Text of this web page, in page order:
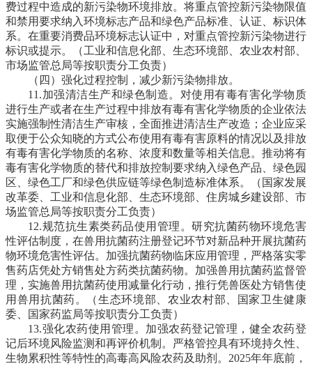
费过程中造成的新污染物环境排放。将重点管控新污染物限值
和禁用要求纳入环境标志产品和绿色产品标准、认证、标识体
系。在重要消费品环境标志认证中，对重点管控新污染物进行
标识或提示。
（工业和信息化部、生态环境部、农业农村部、
市场监管总局等按职责分工负责）
（四）强化过程控制，减少新污染物排放。
11.加强清洁生产和绿色制造。 对使用有毒有害化学物质
进行生产或者在生产过程中排放有毒有害化学物质的企业依法
实施强制性清洁生产审核，全面推进清洁生产改造；企业应采
取便于公众知晓的方式公布使用有毒有害原料的情况以及排放
有毒有害化学物质的名称、浓度和数量等相关信息。推动将有
毒有害化学物质的替代和排放控制要求纳入绿色产品、绿色园
区、绿色工厂和绿色供应链等绿色制造标准体系。
（国家发展
改革委、工业和信息化部、生态环境部、住房城乡建设部、市
场监管总局等按职责分工负责）
12.规范抗生素类药品使用管理。研究抗菌药物环境危害
性评估制度，在兽用抗菌药注册登记环节对新品种开展抗菌药
物环境危害性评估。加强抗菌药物临床应用管理，严格落实零
售药店凭处方销售处方药类抗菌药物。加强兽用抗菌药监督管
理，实施兽用抗菌药使用减量化行动，推行凭兽医处方销售使
用兽用抗菌药。
（生态环境部、农业农村部、国家卫生健康
委、国家药监局等按职责分工负责）
13.强化农药使用管理。 加强农药登记管理，健全农药登
记后环境风险监测和再评价机制。严格管控具有环境持久性、
生物累积性等特性的高毒高风险农药及助剂。2025年年底前，